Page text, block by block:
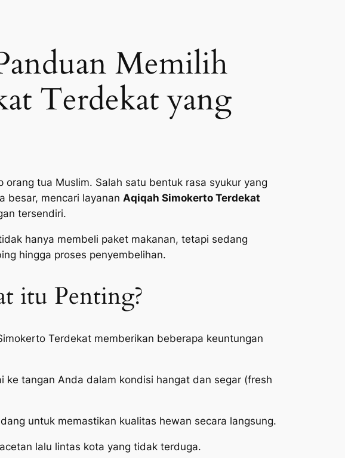
Memilih
Terdekat yang
tua Muslim. Salah satu bentuk rasa syukur yang
besar, mencari layanan Aqiqah Simokerto Terdekat
tersendiri.
hanya membeli paket makanan, tetapi sedang
hingga proses penyembelihan.
itu Penting?
Terdekat memberikan beberapa keuntungan
ke tangan Anda dalam kondisi hangat dan segar (fresh
untuk memastikan kualitas hewan secara langsung.
lalu lintas kota yang tidak terduga.